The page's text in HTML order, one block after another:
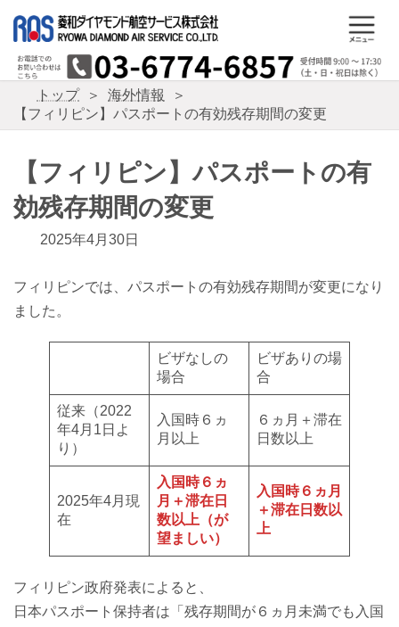
ツ
シ
トップ
海外情報
【フィリピン】パスポートの有効残存期間の変更
【フィリピン】パスポートの有
効残存期間の変更
2025年4月30日
フィリピンでは、パスポートの有効残存期間が変更になり
ました。
ビザなしの
場合
ビザありの場
合
従来（2022
年4月1日よ
り）
入国時６ヵ
月以上
６ヵ月＋滞在
日数以上
2025年4月現
在
入国時６ヵ
月＋滞在日
数以上（が
望ましい）
入国時６ヵ月
＋滞在日数以
上
フィリピン政府発表によると、
日本パスポート保持者は「残存期間が６ヵ月未満でも入国